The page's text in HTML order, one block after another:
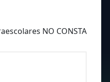
NO CONSTA